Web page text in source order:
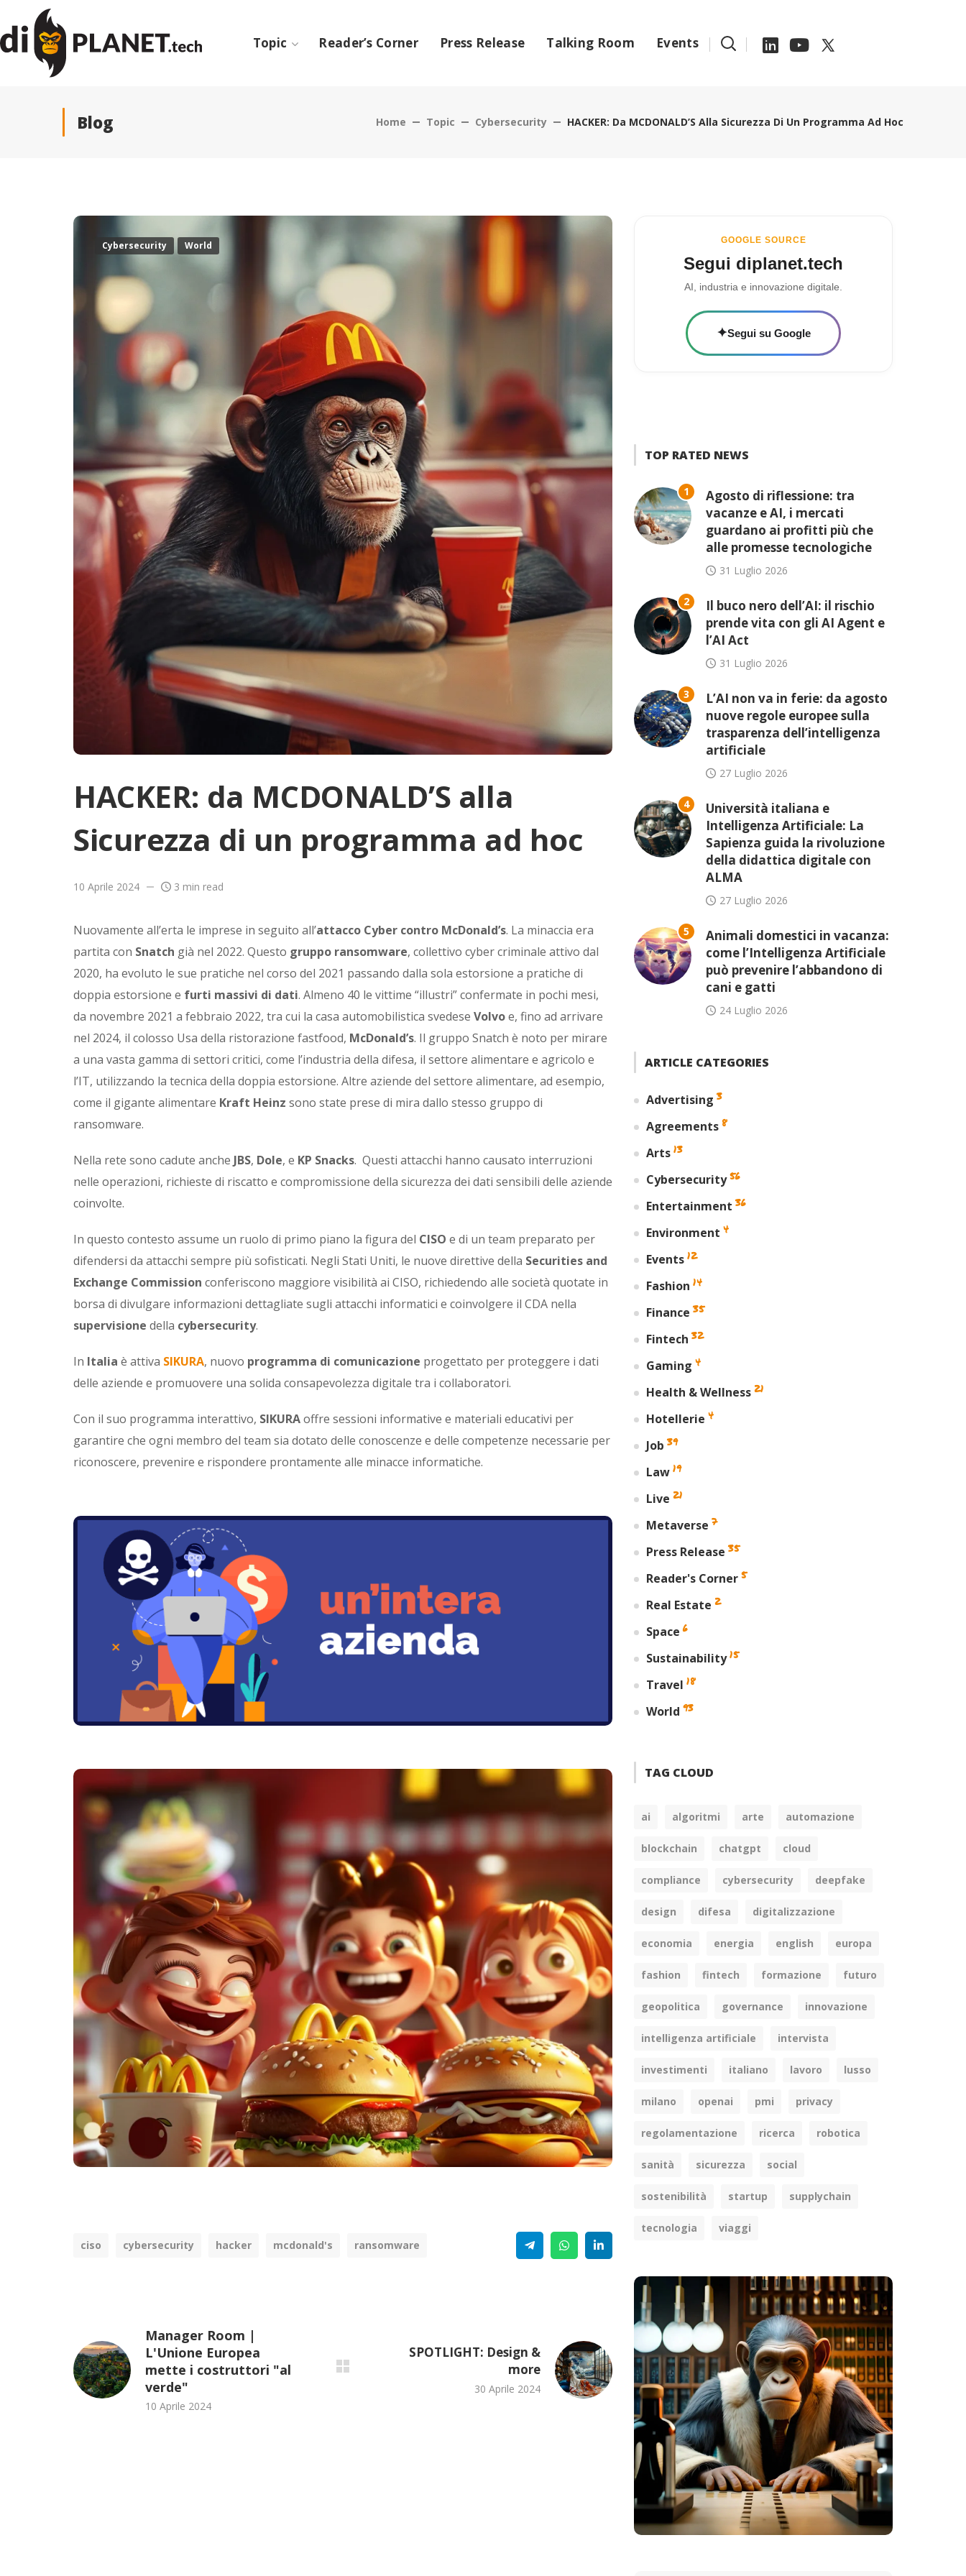
Topic Reader’s Corner Press Release Talking Room Events
Blog Home Topic Cybersecurity HACKER: Da MCDONALD’S Alla Sicurezza Di Un Programma Ad Hoc
Cybersecurity World
HACKER: da MCDONALD’S alla
Sicurezza di un programma ad hoc
10 Aprile 2024 3 min read
Nuovamente all’erta le imprese in seguito all’attacco Cyber contro McDonald’s. La minaccia era
partita con Snatch già nel 2022. Questo gruppo ransomware, collettivo cyber criminale attivo dal
2020, ha evoluto le sue pratiche nel corso del 2021 passando dalla sola estorsione a pratiche di
doppia estorsione e furti massivi di dati. Almeno 40 le vittime “illustri” confermate in pochi mesi,
da novembre 2021 a febbraio 2022, tra cui la casa automobilistica svedese Volvoe, fino ad arrivare
nel 2024, il colosso Usa della ristorazione fastfood, McDonald’s. Il gruppo Snatch è noto per mirare
a una vasta gamma di settori critici, come l’industria della difesa, il settore alimentare e agricolo e
l’IT, utilizzando la tecnica della doppia estorsione. Altre aziende del settore alimentare, ad esempio,
come il gigante alimentare Kraft Heinz sono state prese di mira dallo stesso gruppo di
ransomware.
Nella rete sono cadute anche JBS, Dole, e KP Snacks. Questi attacchi hanno causato interruzioni
nelle operazioni, richieste di riscatto e compromissione della sicurezza dei dati sensibili delle aziende
coinvolte.
In questo contesto assume un ruolo di primo piano la figura del CISO e di un team preparato per
difendersi da attacchi sempre più sofisticati. Negli Stati Uniti, le nuove direttive della Securities and
Exchange Commission conferiscono maggiore visibilità ai CISO, richiedendo alle società quotate in
borsa di divulgare informazioni dettagliate sugli attacchi informatici e coinvolgere il CDA nella
supervisione della cybersecurity.
In Italia è attiva SIKURA, nuovo programma di comunicazione progettato per proteggere i dati
delle aziende e promuovere una solida consapevolezza digitale tra i collaboratori.
Con il suo programma interattivo, SIKURAoffre sessioni informative e materiali educativi per
garantire che ogni membro del team sia dotato delle conoscenze e delle competenze necessarie per
riconoscere, prevenire e rispondere prontamente alle minacce informatiche.
ciso cybersecurity hacker mcdonald's ransomware TelegramWhatsApp
Manager Room |
L'Unione Europea
mette i costruttori "al
verde"
10 Aprile 2024
SPOTLIGHT: Design &
more
30 Aprile 2024
GOOGLE SOURCE
Segui diplanet.tech
AI, industria e innovazione digitale.
✦Segui su Google
TOP RATED NEWS
1
Agosto di riflessione: tra
vacanze e AI, i mercati
guardano ai profitti più che
alle promesse tecnologiche
31 Luglio 2026
2
Il buco nero dell’AI: il rischio
prende vita con gli AI Agent e
l’AI Act
31 Luglio 2026
3
L’AI non va in ferie: da agosto
nuove regole europee sulla
trasparenza dell’intelligenza
artificiale
27 Luglio 2026
4
Università italiana e
Intelligenza Artificiale: La
Sapienza guida la rivoluzione
della didattica digitale con
ALMA
27 Luglio 2026
5
Animali domestici in vacanza:
come l’Intelligenza Artificiale
può prevenire l’abbandono di
cani e gatti
24 Luglio 2026
ARTICLE CATEGORIES
Advertising 3
Agreements 8
Arts 13
Cybersecurity 56
Entertainment 36
Environment 4
Events 12
Fashion 14
Finance 35
Fintech 32
Gaming 4
Health & Wellness 21
Hotellerie 4
Job 39
Law 19
Live 21
Metaverse 7
Press Release 35
Reader's Corner 5
Real Estate 2
Space 6
Sustainability 15
Travel 18
World 93
TAG CLOUD
ai algoritmi arte automazione
blockchain chatgpt cloud
compliance cybersecurity deepfake
design difesa digitalizzazione
economia energia english europa
fashion fintech formazione futuro
geopolitica governance innovazione
intelligenza artificiale intervista
investimenti italiano lavoro lusso
milano openai pmi privacy
regolamentazione ricerca robotica
sanità sicurezza social
sostenibilità startup supplychain
tecnologia viaggi